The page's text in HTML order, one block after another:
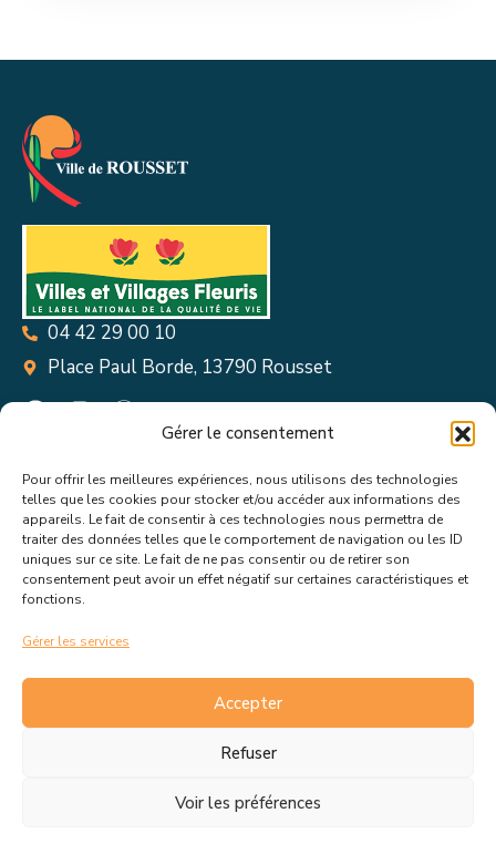
Gérer le consentement
Pour offrir les meilleures expériences, nous utilisons des technologies
telles que les cookies pour stocker et/ou accéder aux informations des
appareils. Le fait de consentir à ces technologies nous permettra de
traiter des données telles que le comportement de navigation ou les ID
uniques sur ce site. Le fait de ne pas consentir ou de retirer son
consentement peut avoir un effet négatif sur certaines caractéristiques et
fonctions.
Gérer les services
Accepter
Refuser
Voir les préférences
04 42 29 00 10
Place Paul Borde, 13790 Rousset
Suivez toutes les informations &
actualités de votre ville !
mairie de Rousset. En savoir plus sur la gestion de mes